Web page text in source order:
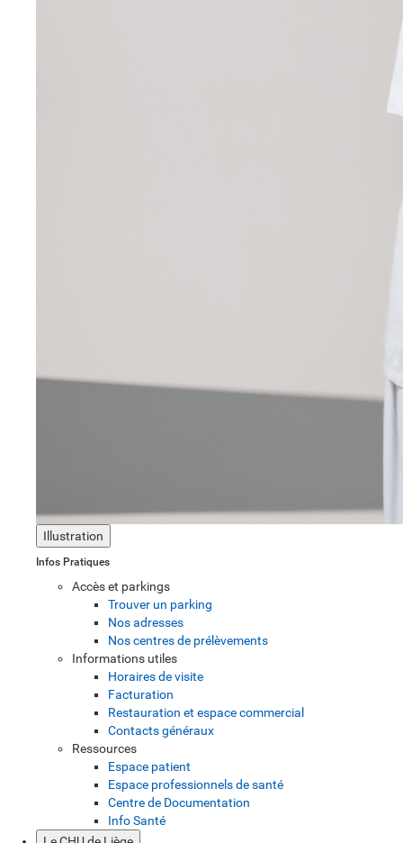
Illustration
Infos Pratiques
Accès et parkings
Trouver un parking
Nos adresses
Nos centres de prélèvements
Informations utiles
Horaires de visite
Facturation
Restauration et espace commercial
Contacts généraux
Ressources
Espace patient
Espace professionnels de santé
Centre de Documentation
Info Santé